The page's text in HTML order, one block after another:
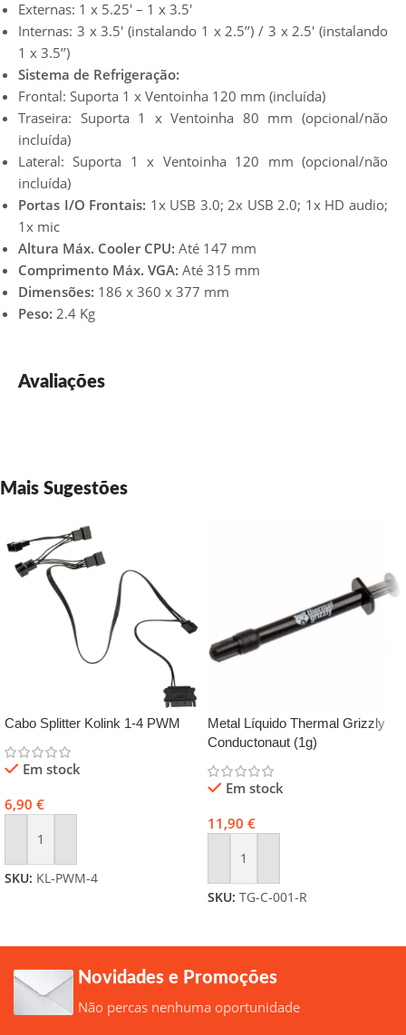
Externas: 1 x 5.25′ – 1 x 3.5′
Internas: 3 x 3.5′ (instalando 1 x 2.5’’) / 3 x 2.5′ (instalando
1 x 3.5’’)
Sistema de Refrigeração:
Frontal: Suporta 1 x Ventoinha 120 mm (incluída)
Traseira: Suporta 1 x Ventoinha 80 mm (opcional/não
incluída)
Lateral: Suporta 1 x Ventoinha 120 mm (opcional/não
incluída)
Portas I/O Frontais: 1x USB 3.0; 2x USB 2.0; 1x HD audio;
1x mic
Altura Máx. Cooler CPU: Até 147 mm
Comprimento Máx. VGA: Até 315 mm
Dimensões: 186 x 360 x 377 mm
Peso: 2.4 Kg
Avaliações
Mais Sugestões
Cabo Splitter Kolink 1-4 PWM
Em stock
6,90 €
Adicionar
SKU: KL-PWM-4
Metal Líquido Thermal Grizzly
Conductonaut (1g)
Em stock
11,90 €
Adicionar
SKU: TG-C-001-R
Novidades e Promoções
Não percas nenhuma oportunidade